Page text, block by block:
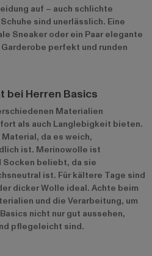
auf – auch schlichte
sind unerlässlich. Eine
Sneaker oder ein Paar elegante
perfekt und runden
bei Herren Basics
Materialien
als auch Langlebigkeit bieten.
da es weich,
ist. Merinowolle ist
Socken beliebt, da sie
ist. Für kältere Tage sind
dicker Wolle ideal. Achte beim
und die Verarbeitung, um
nicht nur gut aussehen,
pflegeleicht sind.